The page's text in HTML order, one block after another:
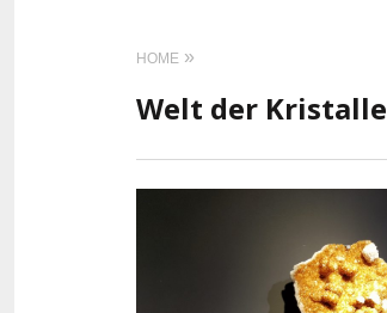
HOME
Welt der Kristalle